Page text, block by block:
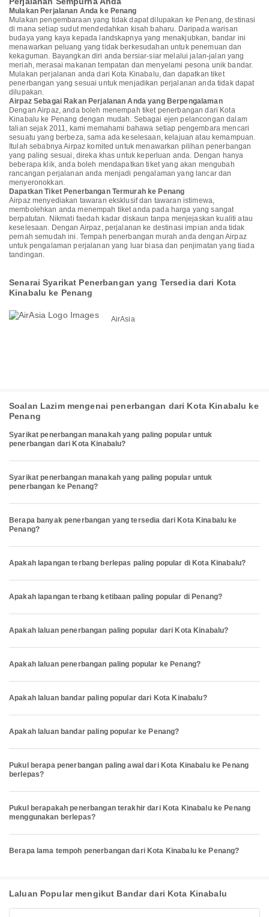
Mulakan Perjalanan Anda ke Penang
Mulakan pengembaraan yang tidak dapat dilupakan ke Penang, destinasi
di mana setiap sudut mendedahkan kisah baharu. Daripada warisan
budaya yang kaya kepada landskapnya yang menakjubkan, bandar ini
menawarkan peluang yang tidak berkesudahan untuk penemuan dan
kekaguman. Bayangkan diri anda bersiar-siar melalui jalan-jalan yang
meriah, merasai makanan tempatan dan menyelami pesona unik bandar.
Mulakan perjalanan anda dari Kota Kinabalu, dan dapatkan tiket
penerbangan yang sesuai untuk menjadikan perjalanan anda tidak dapat
dilupakan.
Airpaz Sebagai Rakan Perjalanan Anda yang Berpengalaman
Dengan Airpaz, anda boleh menempah tiket penerbangan dari Kota
Kinabalu ke Penang dengan mudah. Sebagai ejen pelancongan dalam
talian sejak 2011, kami memahami bahawa setiap pengembara mencari
sesuatu yang berbeza, sama ada keselesaan, kelajuan atau kemampuan.
Itulah sebabnya Airpaz komited untuk menawarkan pilihan penerbangan
yang paling sesuai, direka khas untuk keperluan anda. Dengan hanya
beberapa klik, anda boleh mendapatkan tiket yang akan mengubah
rancangan perjalanan anda menjadi pengalaman yang lancar dan
menyeronokkan.
Dapatkan Tiket Penerbangan Termurah ke Penang
Airpaz menyediakan tawaran eksklusif dan tawaran istimewa,
membolehkan anda menempah tiket anda pada harga yang sangat
berpatutan. Nikmati faedah kadar diskaun tanpa menjejaskan kualiti atau
keselesaan. Dengan Airpaz, perjalanan ke destinasi impian anda tidak
pernah semudah ini. Tempah penerbangan murah anda dengan Airpaz
untuk pengalaman perjalanan yang luar biasa dan penjimatan yang tiada
tandingan.
Senarai Syarikat Penerbangan yang Tersedia dari Kota
Kinabalu ke Penang
AirAsia
Soalan Lazim mengenai penerbangan dari Kota Kinabalu ke
Penang
Syarikat penerbangan manakah yang paling popular untuk
penerbangan dari Kota Kinabalu?
Syarikat penerbangan manakah yang paling popular untuk
penerbangan ke Penang?
Berapa banyak penerbangan yang tersedia dari Kota Kinabalu ke
Penang?
Apakah lapangan terbang berlepas paling popular di Kota Kinabalu?
Apakah lapangan terbang ketibaan paling popular di Penang?
Apakah laluan penerbangan paling popular dari Kota Kinabalu?
Apakah laluan penerbangan paling popular ke Penang?
Apakah laluan bandar paling popular dari Kota Kinabalu?
Apakah laluan bandar paling popular ke Penang?
Pukul berapa penerbangan paling awal dari Kota Kinabalu ke Penang
berlepas?
Pukul berapakah penerbangan terakhir dari Kota Kinabalu ke Penang
menggunakan berlepas?
Berapa lama tempoh penerbangan dari Kota Kinabalu ke Penang?
Laluan Popular mengikut Bandar dari Kota Kinabalu